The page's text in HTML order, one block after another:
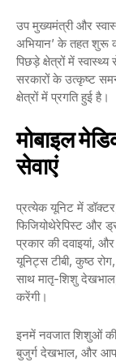
उप मुख्यमंत्री और
अभियान’ के तहत शुरू
पिछड़े क्षेत्रों में
सरकारों के उत्कृष्ट
क्षेत्रों में प्रगति हुई है।
मोबाइल
सेवाएं
प्रत्येक यूनिट में
फिजियोथेरेपिस्ट और
प्रकार की दवाइयां,
यूनिट्स टीबी, कुष्ठ
साथ मातृ-शिशु
करेंगी।
इनमें नवजात शिशुओं की
बुजुर्ग देखभाल, और